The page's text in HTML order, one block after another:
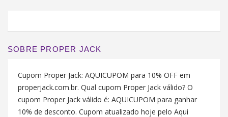
SOBRE PROPER JACK
Cupom Proper Jack: AQUICUPOM para 10% OFF em
properjack.com.br. Qual cupom Proper Jack válido? O
cupom Proper Jack válido é: AQUICUPOM para ganhar
10% de desconto. Cupom atualizado hoje pelo Aqui